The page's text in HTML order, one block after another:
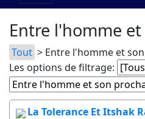
Entre l'homme
Tout > Entre l'homme et
Les options de filtrage:
La Tolerance Et Itshak